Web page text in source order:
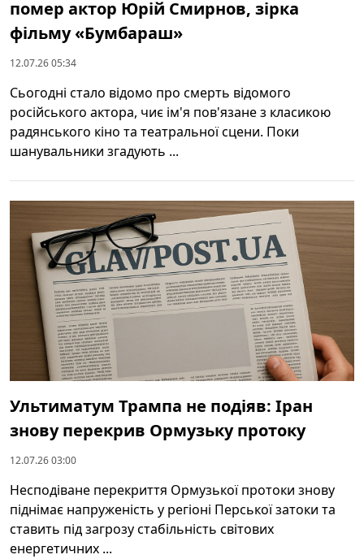
помер актор Юрій Смирнов, зірка
фільму «Бумбараш»
12.07.26 05:34
Сьогодні стало відомо про смерть відомого
російського актора, чиє ім'я пов'язане з класикою
радянського кіно та театральної сцени. Поки
шанувальники згадують ...
Ультиматум Трампа не подіяв: Іран
знову перекрив Ормузьку протоку
12.07.26 03:00
Несподіване перекриття Ормузької протоки знову
піднімає напруженість у регіоні Перської затоки та
ставить під загрозу стабільність світових
енергетичних ...